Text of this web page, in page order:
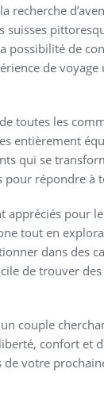
recherche
suisses
possibilité de
de
toutes les
entièrement
qui se
répondre à
appréciés pour
tout en
dans des
de trouver
couple
confort et
votre